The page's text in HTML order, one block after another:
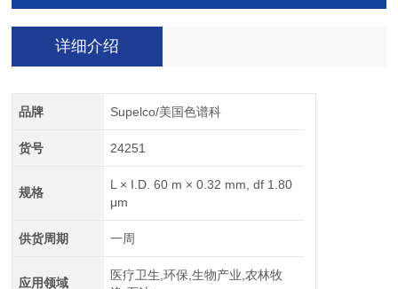
详细介绍
品牌 Supelco/美国色谱科
货号 24251
规格
L × I.D. 60 m × 0.32 mm, df 1.80
μm
供货周期 一周
应用领域
医疗卫生,环保,生物产业,农林牧